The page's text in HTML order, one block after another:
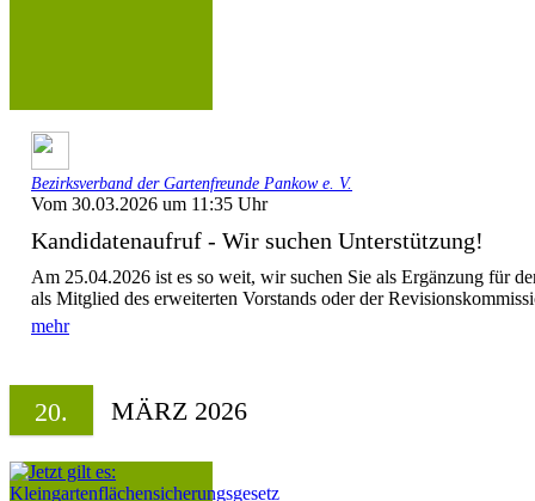
Bezirksverband der Gartenfreunde Pankow e. V.
Vom 30.03.2026 um 11:35 Uhr
Kandidatenaufruf - Wir suchen Unterstützung!
Am 25.04.2026 ist es so weit, wir suchen Sie als Ergänzung für
als Mitglied des erweiterten Vorstands oder der
mehr
20. MÄRZ 2026